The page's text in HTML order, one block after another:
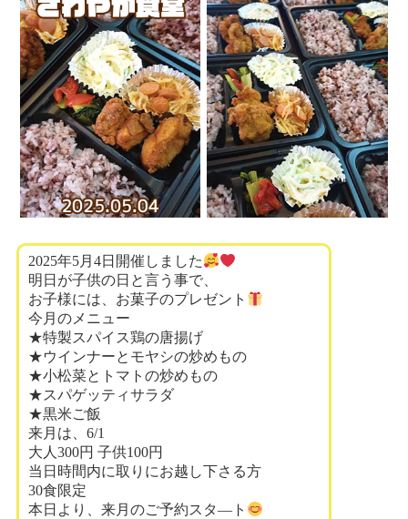
2025年5月4日開催しました
明日が子供の日と言う事で、
お子様には、お菓子のプレゼント
今月のメニュー
★特製スパイス鶏の唐揚げ
★ウインナーとモヤシの炒めもの
★小松菜とトマトの炒めもの
★スパゲッティサラダ
★黒米ご飯
来月は、6/1
大人300円 子供100円
当日時間内に取りにお越し下さる方
30食限定
本日より、来月のご予約スタ―ト